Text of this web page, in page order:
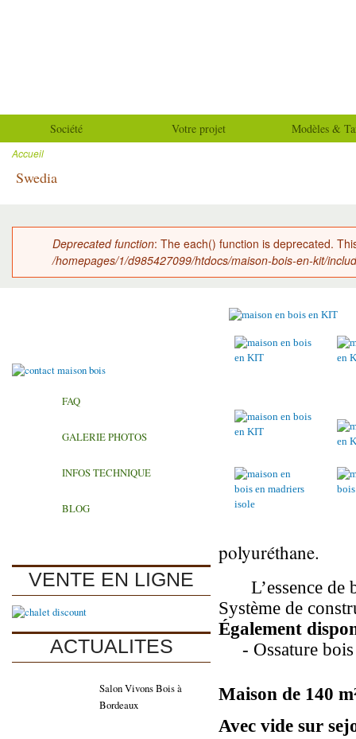
Société Votre projet Modèles &
Accueil
Swedia
Message d'erreur
Deprecated function: The each() function is deprecated.
/homepages/1/d985427099/htdocs/maison-bois-en-kit/
FAQ
GALERIE PHOTOS
INFOS TECHNIQUE
BLOG
VENTE EN LIGNE
ACTUALITES
Salon Vivons Bois à
Bordeaux
polyuréthane.
L’essence de
Système de
Également
- Ossature bois
Maison de 140
Avec vide sur